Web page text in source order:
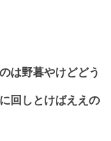
は野暮やけどどう
回しとけばええの